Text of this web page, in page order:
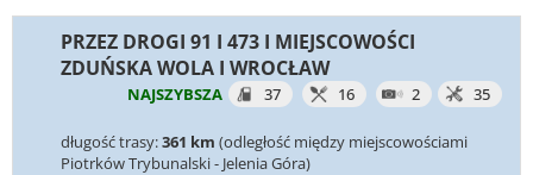
PRZEZ DROGI 91 I 473 I MIEJSCOWOŚCI
ZDUŃSKA WOLA I WROCŁAW
NAJSZYBSZA 37 16 2 35
długość trasy:361 km (odległość między miejscowościami
Piotrków Trybunalski - Jelenia Góra)